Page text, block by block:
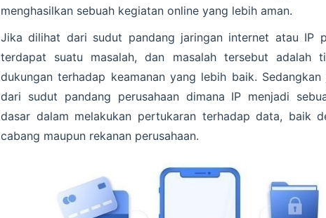
menghasilkan sebuah kegiatan online yang lebih aman.
Jika dilihat dari sudut pandang jaringan internet atau IP
terdapat suatu masalah, dan masalah tersebut adalah
dukungan terhadap keamanan yang lebih baik.
dari sudut pandang perusahaan dimana IP menjadi
dasar dalam melakukan pertukaran terhadap data, baik
cabang maupun rekanan perusahaan.